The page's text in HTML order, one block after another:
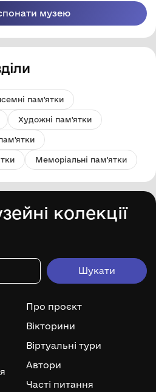
музею
пам'ятки
Художні пам'ятки
Меморіальні пам'ятки
колекції
Про проєкт
Вікторини
Віртуальні тури
Автори
Часті питання